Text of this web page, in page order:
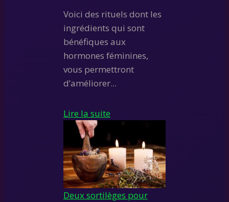
Voici des rituels dont les
ingrédients qui sont
bénéfiques aux
hormones féminines,
vous permettront
d’améliorer...
Lire la suite
Deux sortilèges pour